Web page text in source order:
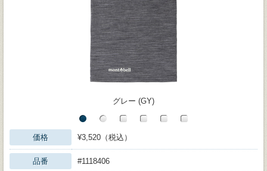
グレー (GY)
価格 ¥3,520（税込）
品番 #1118406